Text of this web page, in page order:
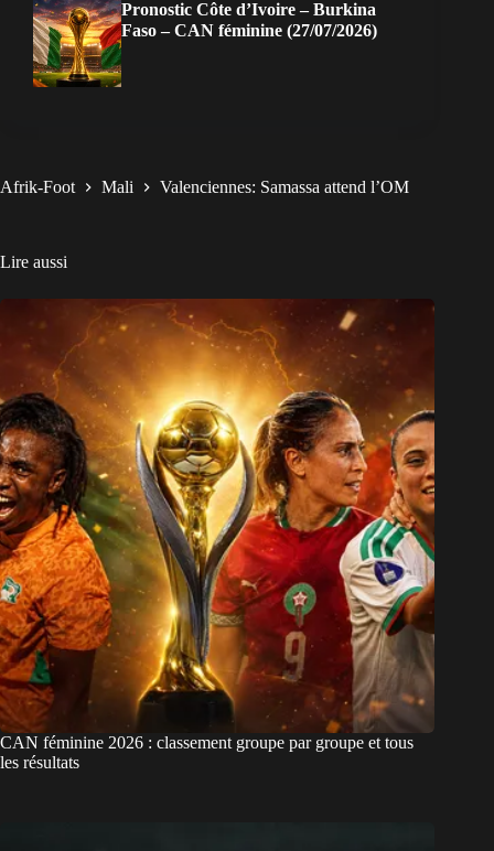
Pronostic Côte d’Ivoire – Burkina
Faso – CAN féminine (27/07/2026)
Afrik-Foot Mali Valenciennes: Samassa attend l’OM
Lire aussi
CAN féminine 2026 : classement groupe par groupe et tous
les résultats